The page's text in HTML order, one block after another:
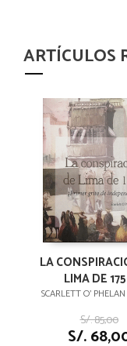
ARTÍCULOS
LA
LIMA DE
SCARLETT O'
S/. 85,00
S/.